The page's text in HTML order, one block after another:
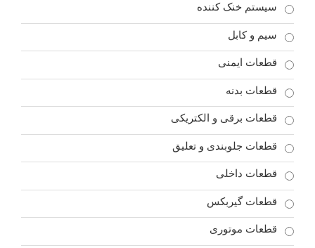
سیستم خنک کننده
سیم و کابل
قطعات ایمنی
قطعات بدنه
قطعات برقی و الکتریکی
قطعات جلوبندی و تعلیق
قطعات داخلی
قطعات گیربکس
قطعات موتوری